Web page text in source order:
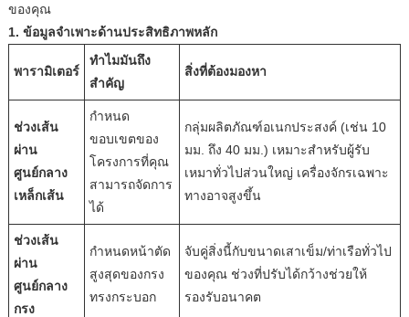
ของคุณ
1. ข้อมูลจำเพาะด้านประสิทธิภาพหลัก
พารามิเตอร์
ทำไมมันถึง
สำคัญ
สิ่งที่ต้องมองหา
ช่วงเส้น
ผ่าน
ศูนย์กลาง
เหล็กเส้น
กำหนด
ขอบเขตของ
โครงการที่คุณ
สามารถจัดการ
ได้
กลุ่มผลิตภัณฑ์อเนกประสงค์ (เช่น 10
มม. ถึง 40 มม.) เหมาะสำหรับผู้รับ
เหมาทั่วไปส่วนใหญ่ เครื่องจักรเฉพาะ
ทางอาจสูงขึ้น
ช่วงเส้น
ผ่าน
ศูนย์กลาง
กรง
กำหนดหน้าตัด
สูงสุดของกรง
ทรงกระบอก
จับคู่สิ่งนี้กับขนาดเสาเข็ม/ท่าเรือทั่วไป
ของคุณ ช่วงที่ปรับได้กว้างช่วยให้
รองรับอนาคต